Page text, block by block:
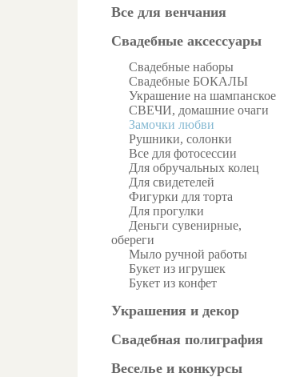
Все для венчания
Свадебные аксессуары
Свадебные наборы
Свадебные БОКАЛЫ
Украшение на шампанское
СВЕЧИ, домашние очаги
Замочки любви
Рушники, солонки
Все для фотосессии
Для обручальных колец
Для свидетелей
Фигурки для торта
Для прогулки
Деньги сувенирные,
обереги
Мыло ручной работы
Букет из игрушек
Букет из конфет
Украшения и декор
Свадебная полиграфия
Веселье и конкурсы